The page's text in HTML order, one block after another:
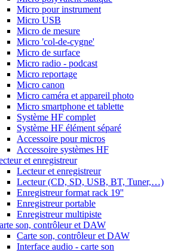
Micro pour instrument
Micro USB
Micro de mesure
Micro 'col-de-cygne'
Micro de surface
Micro radio - podcast
Micro reportage
Micro canon
Micro caméra et appareil photo
Micro smartphone et tablette
Système HF complet
Système HF élément séparé
Accessoire pour micros
Accessoire systèmes HF
et enregistreur
Lecteur et enregistreur
Lecteur (CD, SD, USB, BT, Tuner,…)
Enregistreur format rack 19''
Enregistreur portable
Enregistreur multipiste
son, contrôleur et DAW
Carte son, contrôleur et DAW
Interface audio - carte son